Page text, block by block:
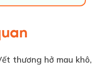
thương hở mau khô,